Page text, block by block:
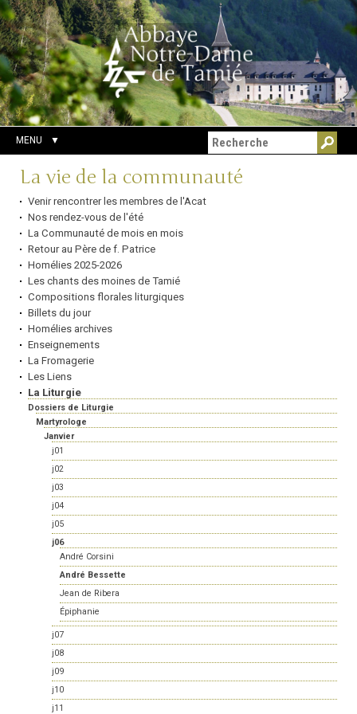
Aller
au
contenu.
|
Aller
à
la
navigation
Outils
personnels
Chercher par
Recherche
avancée…
MENU
Navigation
La vie de la communauté
Venir rencontrer les membres de l'Acat
Nos rendez-vous de l'été
La Communauté de mois en mois
Retour au Père de f. Patrice
Homélies 2025-2026
Les chants des moines de Tamié
Compositions florales liturgiques
Billets du jour
Homélies archives
Enseignements
La Fromagerie
Les Liens
La Liturgie
Dossiers de Liturgie
Martyrologe
Janvier
j01
j02
j03
j04
j05
j06
André Corsini
André Bessette
Jean de Ribera
Épiphanie
j07
j08
j09
j10
j11